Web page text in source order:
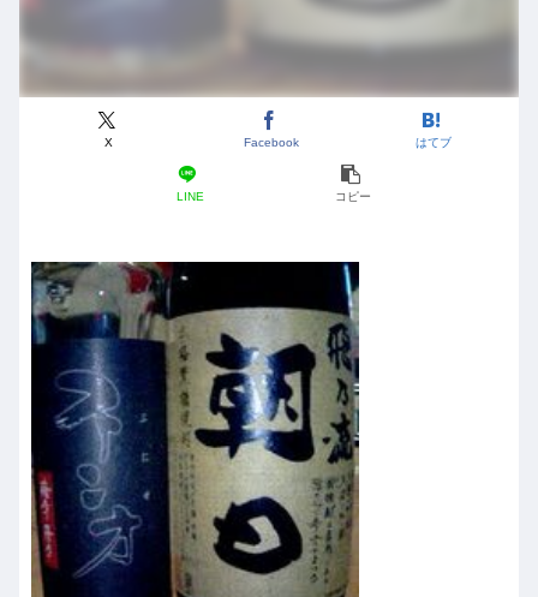
X Facebook はてブ
LINE コピー